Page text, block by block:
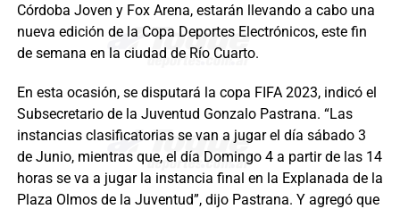
Córdoba Joven y Fox Arena, estarán llevando a cabo una
nueva edición de la Copa Deportes Electrónicos, este fin
de semana en la ciudad de Río Cuarto.
En esta ocasión, se disputará la copa FIFA 2023, indicó el
Subsecretario de la Juventud Gonzalo Pastrana. “Las
instancias clasificatorias se van a jugar el día sábado 3
de Junio, mientras que, el día Domingo 4 a partir de las 14
horas se va a jugar la instancia final en la Explanada de la
Plaza Olmos de la Juventud”, dijo Pastrana. Y agregó que